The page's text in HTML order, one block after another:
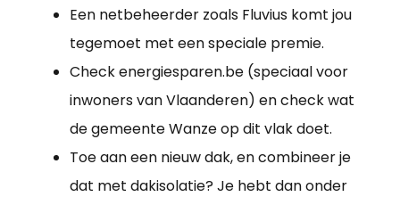
Een netbeheerder zoals Fluvius komt jou
tegemoet met een speciale premie.
Check energiesparen.be (speciaal voor
inwoners van Vlaanderen) en check wat
de gemeente Wanze op dit vlak doet.
Toe aan een nieuw dak, en combineer je
dat met dakisolatie? Je hebt dan onder